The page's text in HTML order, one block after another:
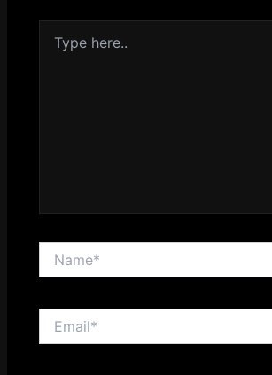
here..